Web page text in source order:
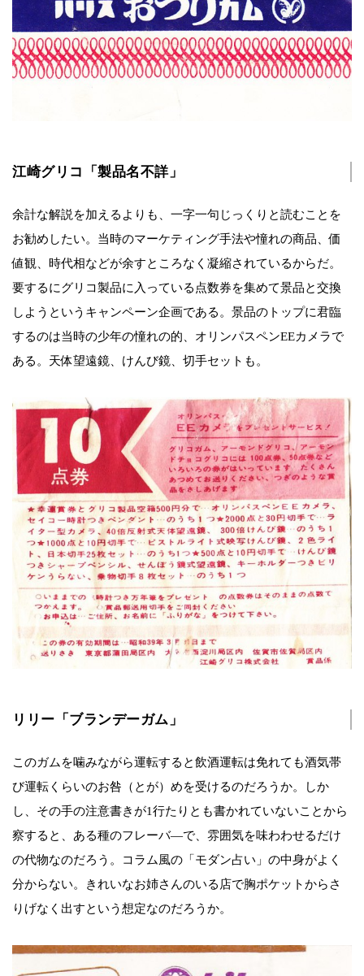
江崎グリコ「製品名不詳」
余計な解説を加えるよりも、一字一句じっくりと読むことを
お勧めしたい。当時のマーケティング手法や憧れの商品、価
値観、時代相などが余すところなく凝縮されているからだ。
要するにグリコ製品に入っている点数券を集めて景品と交換
しようというキャンペーン企画である。景品のトップに君臨
するのは当時の少年の憧れの的、オリンパスペンEEカメラで
ある。天体望遠鏡、けんび鏡、切手セットも。
リリー「ブランデーガム」
このガムを噛みながら運転すると飲酒運転は免れても酒気帯
び運転くらいのお咎（とが）めを受けるのだろうか。しか
し、その手の注意書きが1行たりとも書かれていないことから
察すると、ある種のフレーバ―で、雰囲気を味わわせるだけ
の代物なのだろう。コラム風の「モダン占い」の中身がよく
分からない。きれいなお姉さんのいる店で胸ポケットからさ
りげなく出すという想定なのだろうか。